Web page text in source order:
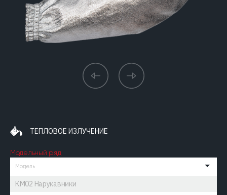
ТЕПЛОВОЕ ИЗЛУЧЕНИЕ
Модельный ряд
Модель
КМ02 Нарукавники